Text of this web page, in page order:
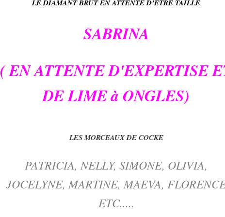
LE DIAMANT BRUT EN ATTENTE D’ÊTRE TAILLE
SABRINA
( EN ATTENTE D'EXPERTISE
DE LIME à ONGLES)
LES MORCEAUX DE COCKE
PATRICIA, NELLY, SIMONE, OLIVIA,
JOCELYNE, MARTINE, MAEVA,
ETC.....